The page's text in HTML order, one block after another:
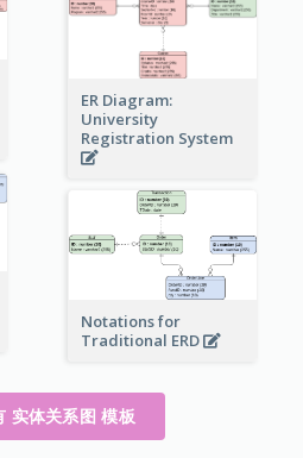
ER Diagram:
University
Registration System
Notations for
Traditional ERD
实体关系图 模板